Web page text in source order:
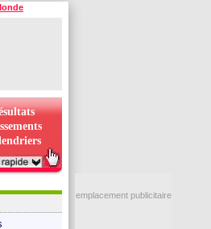
emplacement publicitaire